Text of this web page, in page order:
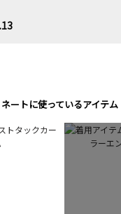
ートに使っているアイテム